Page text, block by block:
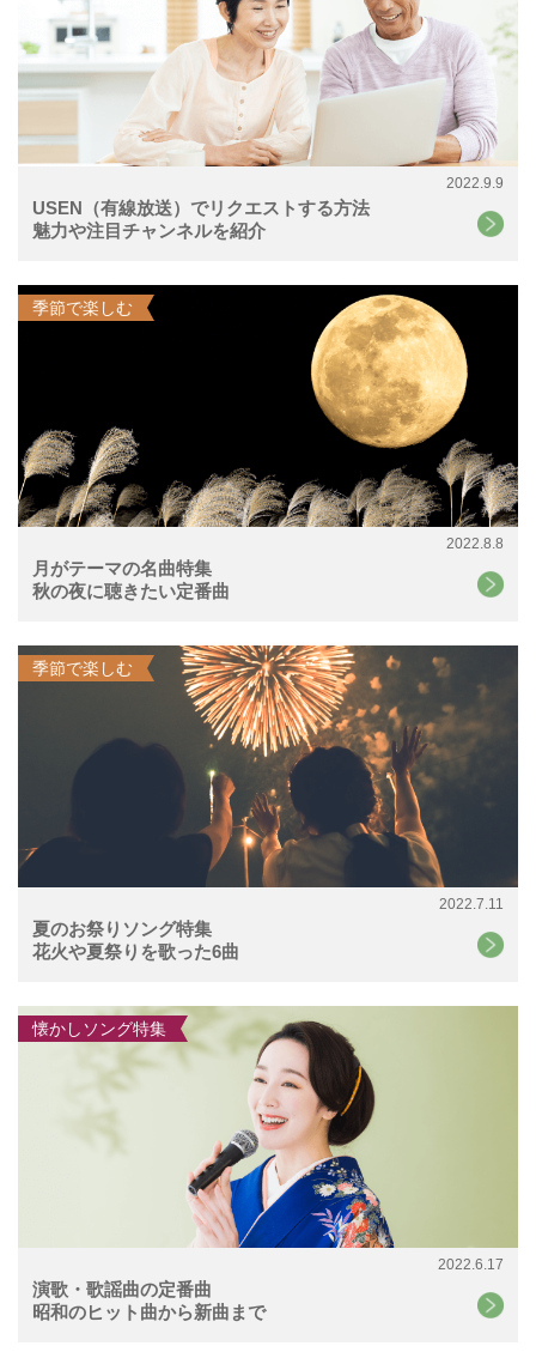
2022.9.9
USEN（有線放送）でリクエストする方法
魅力や注目チャンネルを紹介
2022.8.8
月がテーマの名曲特集
秋の夜に聴きたい定番曲
季節で楽しむ
2022.7.11
夏のお祭りソング特集
花火や夏祭りを歌った6曲
季節で楽しむ
2022.6.17
演歌・歌謡曲の定番曲
昭和のヒット曲から新曲まで
懐かしソング特集